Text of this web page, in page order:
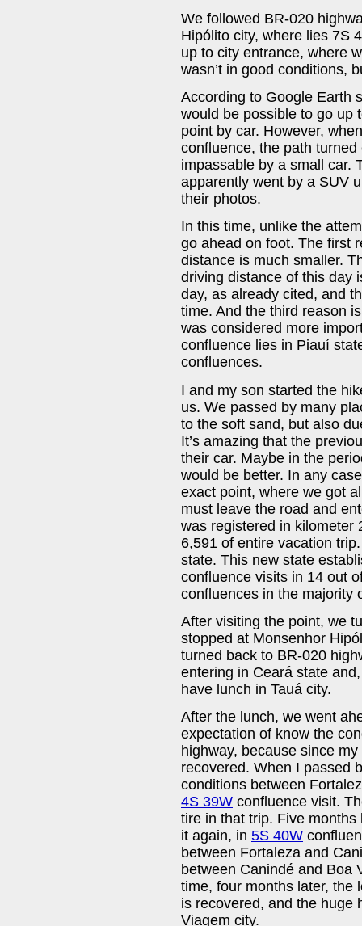
We followed BR-020
Hipólito city, where lies 7S
up to city entrance, where
wasn’t in good conditions,
According to Google Earth
would be possible to go up
point by car. However,
confluence, the path
impassable by a small car.
apparently went by a SUV
their photos.
In this time, unlike the
go ahead on foot. The first
distance is much smaller.
driving distance of this day
day, as already cited, and
time. And the third reason
was considered more
confluence lies in Piauí
confluences.
I and my son started the
us. We passed by many
to the soft sand, but also
It’s amazing that the
their car. Maybe in the
would be better. In any
exact point, where we got
must leave the road and
was registered in kilometer
6,591 of entire vacation
state. This new state
confluence visits in 14 out
confluences in the majority
After visiting the point, we
stopped at Monsenhor
turned back to BR-020
entering in Ceará state
have lunch in Tauá city.
After the lunch, we went
expectation of know the
highway, because since
recovered. When I passed
conditions between
4S 39W confluence visit.
tire in that trip. Five
it again, in 5S 40W
between Fortaleza and
between Canindé and Boa
time, four months later, the
is recovered, and the huge
Viagem city.